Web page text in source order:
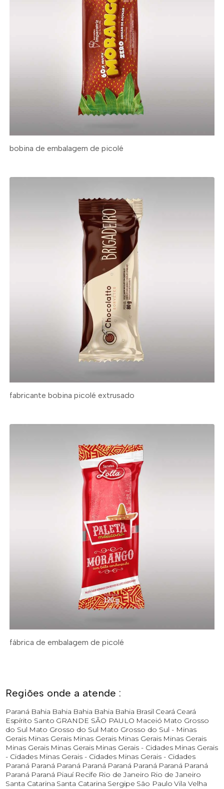
bobina de embalagem de picolé
fabricante bobina picolé extrusado
fábrica de embalagem de picolé
Regiões onde a atende :
Paraná Bahia Bahia Bahia Bahia Bahia Brasil Ceará Ceará
Espírito Santo GRANDE SÃO PAULO Maceió Mato Grosso
do Sul Mato Grosso do Sul Mato Grosso do Sul - Minas
Gerais Minas Gerais Minas Gerais Minas Gerais Minas Gerais
Minas Gerais Minas Gerais Minas Gerais - Cidades Minas Gerais
- Cidades Minas Gerais - Cidades Minas Gerais - Cidades
Paraná Paraná Paraná Paraná Paraná Paraná Paraná Paraná
Paraná Paraná Piauí Recife Rio de Janeiro Rio de Janeiro
Santa Catarina Santa Catarina Sergipe São Paulo Vila Velha